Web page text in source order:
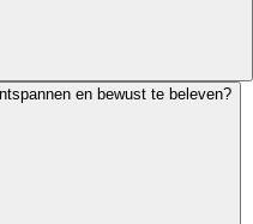
en bewust te beleven?